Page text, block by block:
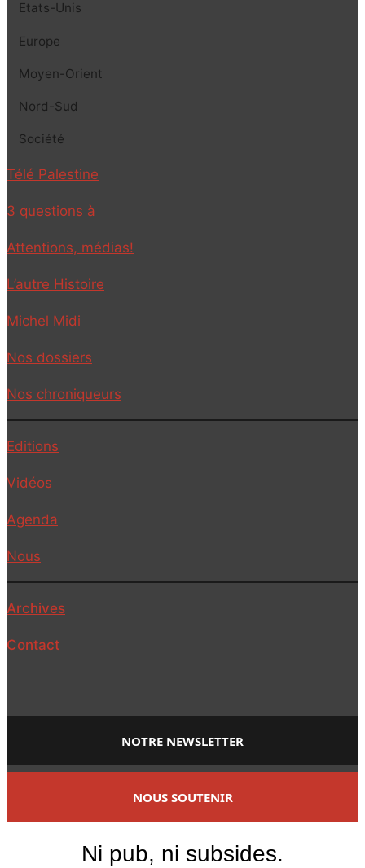
Etats-Unis
Europe
Moyen-Orient
Nord-Sud
Société
Télé Palestine
3 questions à
Attentions, médias!
L’autre Histoire
Michel Midi
Nos dossiers
Nos chroniqueurs
Editions
Vidéos
Agenda
Nous
Archives
Contact
NOTRE NEWSLETTER
NOUS SOUTENIR
Ni pub, ni subsides.